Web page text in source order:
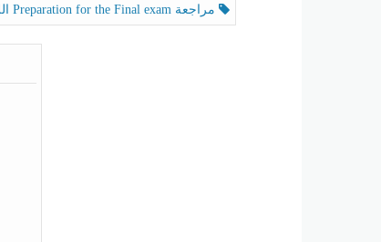
مراجعة Preparation for the Final exam اللغة الإنجليزية الصف الرابع الفصل الثالث